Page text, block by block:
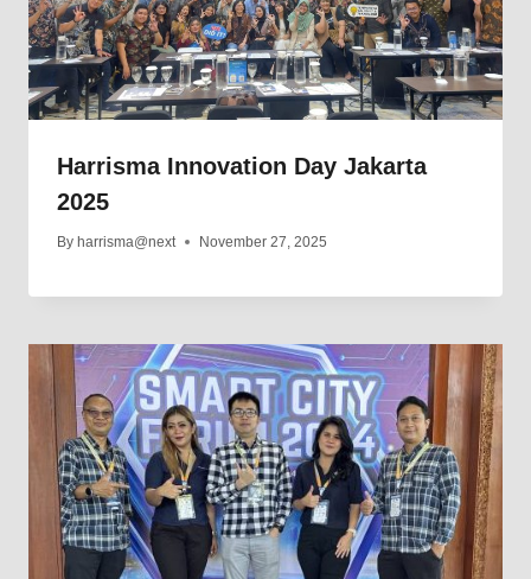
Harrisma Innovation Day Jakarta
2025
By harrisma@next November 27, 2025